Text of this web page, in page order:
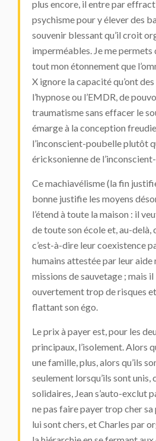
plus encore, il entre par
psychisme pour y élever des
souvenir blessant qu’il croit
imperméables. Je me permets
tout mon étonnement que
X ignore la capacité qu’ont
l’hypnose ou l’EMDR, de
traumatisme sans effacer le
émarge à la conception
l’inconscient-poubelle plutôt
éricksonienne de
Ce machiavélisme (la fin
bonne justifie les moyens
l’étend à toute la maison : il
de toute son école et, au-delà,
c’est-à-dire leur coexistence
humains attestée par leur aide
missions de sauvetage ; mais
ouvertement trop de risques
flattant son égo.
Le prix à payer est, pour les
principaux, l’isolement. Alors
une famille, plus, alors qu’ils
seulement lorsqu’ils sont
solidaires, Jean s’auto-exclut
ne pas faire payer trop cher sa
lui sont chers, et Charles par